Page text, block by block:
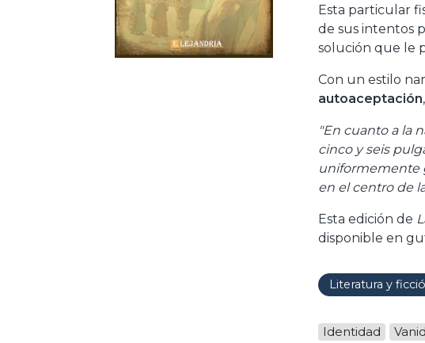
Esta particular
de sus intentos
solución que le
Con un estilo
autoaceptación
"En cuanto a la
cinco y seis
uniformemente
en el centro de
Esta edición de
disponible en
Literatura y
Identidad